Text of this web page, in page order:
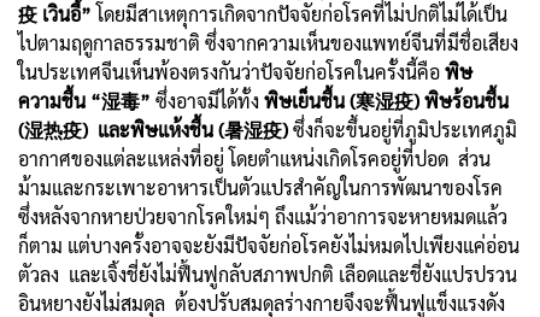
疫 เวินอี้” โดยมีสาเหตุการเกิดจากปัจจัยก่อโรคที่ไม่ปกติไม่ได้เป็น
ไปตามฤดูกาลธรรมชาติ ซึ่งจากความเห็นของแพทย์จีนที่มีชื่อเสียง
ในประเทศจีนเห็นพ้องตรงกันว่าปัจจัยก่อโรคในครั้งนี้คือพิษ
ความชื้น “湿毒” ซึ่งอาจมีได้ทั้ง พิษเย็นชื้น (寒湿疫) พิษร้อนชื้น
(湿热疫) และพิษแห้งชื้น (暑湿疫)ซึ่งก็จะขึ้นอยู่ที่ภูมิประเทศภูมิ
อากาศของแต่ละแหล่งที่อยู่ โดยตำแหน่งเกิดโรคอยู่ที่ปอด ส่วน
ม้ามและกระเพาะอาหารเป็นตัวแปรสำคัญในการพัฒนาของโรค
ซึ่งหลังจากหายป่วยจากโรคใหม่ๆ ถึงแม้ว่าอาการจะหายหมดแล้ว
ก็ตาม แต่บางครั้งอาจจะยังมีปัจจัยก่อโรคยังไม่หมดไปเพียงแค่อ่อน
ตัวลง และเจิ้งชี่ยังไม่ฟื้นฟูกลับสภาพปกติ เลือดและชี่ยังแปรปรวน
อินหยางยังไม่สมดุล ต้องปรับสมดุลร่างกายจึงจะฟื้นฟูแข็งแรงดัง